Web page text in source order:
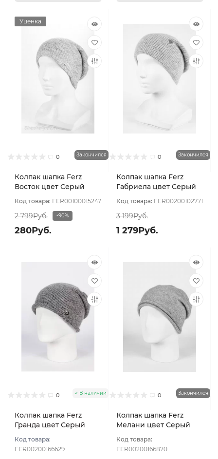
Уценка
0 Закончился
Колпак шапка Ferz
Восток цвет Серый
Код товара: FER00100015247
2 799Руб. -90%
280Руб.
0 Закончился
Колпак шапка Ferz
Габриела цвет Серый
Код товара: FER00200102771
3 199Руб.
1 279Руб.
0 В наличии
Колпак шапка Ferz
Гранда цвет Серый
Код товара:
FER00200166629
0 Закончился
Колпак шапка Ferz
Мелани цвет Серый
Код товара:
FER00200166870